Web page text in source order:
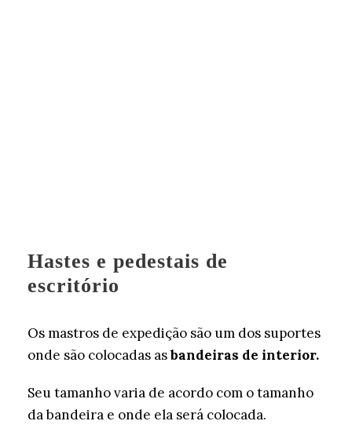
Hastes e pedestais de
escritório
Os mastros de expedição são um dos suportes
onde são colocadas asbandeiras de interior.
Seu tamanho varia de acordo com o tamanho
da bandeira e onde ela será colocada.